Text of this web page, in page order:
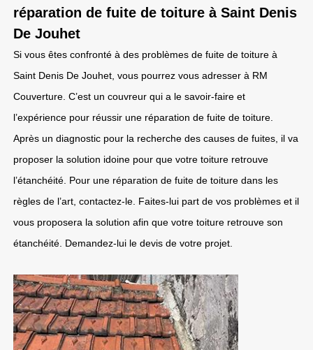
réparation de fuite de toiture à Saint Denis
De Jouhet
Si vous êtes confronté à des problèmes de fuite de toiture à
Saint Denis De Jouhet, vous pourrez vous adresser à RM
Couverture. C’est un couvreur qui a le savoir-faire et
l’expérience pour réussir une réparation de fuite de toiture.
Après un diagnostic pour la recherche des causes de fuites, il va
proposer la solution idoine pour que votre toiture retrouve
l’étanchéité. Pour une réparation de fuite de toiture dans les
règles de l’art, contactez-le. Faites-lui part de vos problèmes et il
vous proposera la solution afin que votre toiture retrouve son
étanchéité. Demandez-lui le devis de votre projet.